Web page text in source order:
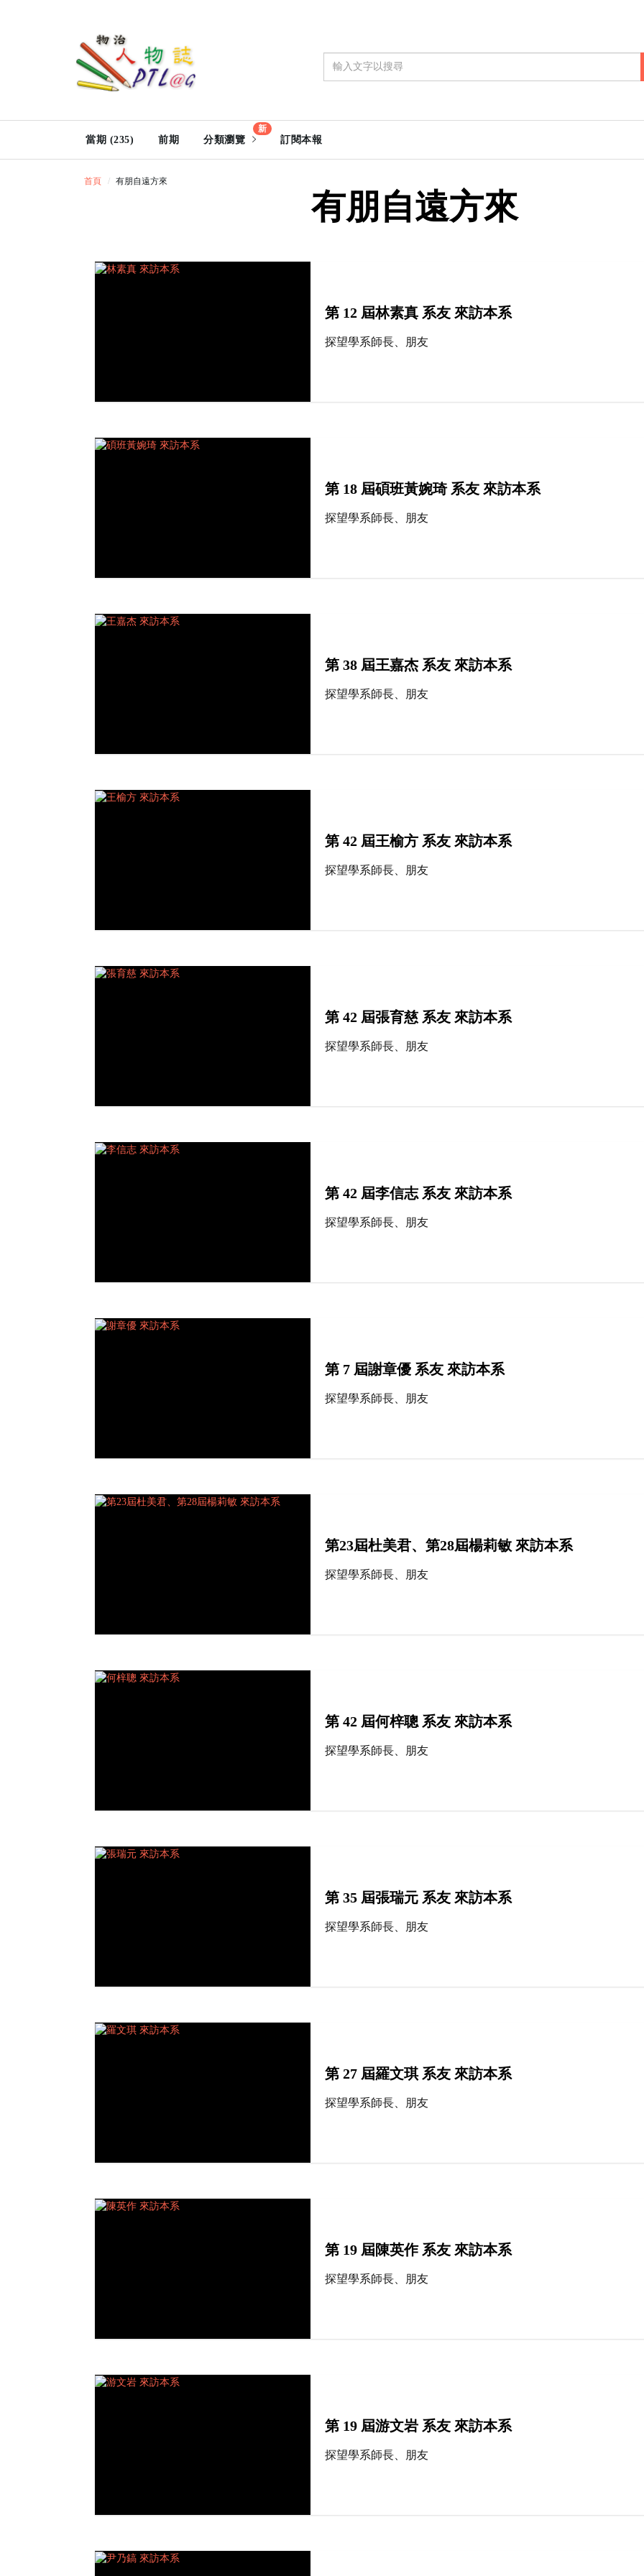
當期 (235) 前期 分類瀏覽
新
訂閱本報
首頁 有朋自遠方來
有朋自遠方來
第 12 屆林素真 系友 來訪本系
探望學系師長、朋友
第 18 屆碩班黃婉琦 系友 來訪本系
探望學系師長、朋友
第 38 屆王嘉杰 系友 來訪本系
探望學系師長、朋友
第 42 屆王榆方 系友 來訪本系
探望學系師長、朋友
第 42 屆張育慈 系友 來訪本系
探望學系師長、朋友
第 42 屆李信志 系友 來訪本系
探望學系師長、朋友
第 7 屆謝章優 系友 來訪本系
探望學系師長、朋友
第23屆杜美君、第28屆楊莉敏 來訪本系
探望學系師長、朋友
第 42 屆何梓聰 系友 來訪本系
探望學系師長、朋友
第 35 屆張瑞元 系友 來訪本系
探望學系師長、朋友
第 27 屆羅文琪 系友 來訪本系
探望學系師長、朋友
第 19 屆陳英作 系友 來訪本系
探望學系師長、朋友
第 19 屆游文岩 系友 來訪本系
探望學系師長、朋友